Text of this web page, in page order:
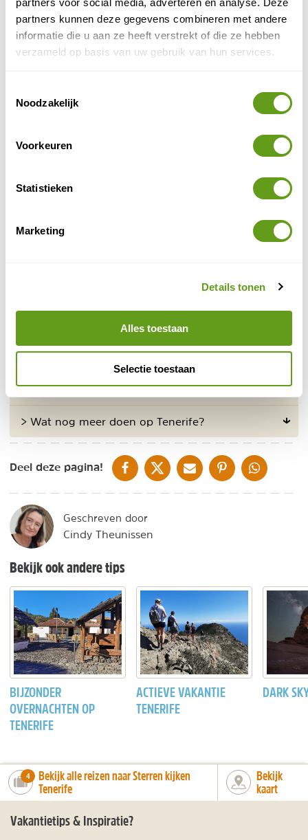
partners kunnen deze gegevens combineren met andere
informatie die u aan ze heeft verstrekt of die ze hebben
verzameld op basis van uw gebruik van hun services.
Noodzakelijk
Voorkeuren
Statistieken
Marketing
Details tonen
Alles toestaan
Selectie toestaan
Observatorium in Teide
Vind de ideale uitvalsbasis voor jouw actieve reis.
Je boekt een vlucht, huisje en een huurauto. Zo
Overnacht in de bekende parador midden in Teide
Veelgestelde vragen
> Waar sterren kijken op Tenerife?
> Wat nog meer doen op Tenerife?
Deel deze pagina! DELEN OP FACEBOOK
DELEN OP XDELEN VIA DE MAIL
DELEN OP PINTEREST
DELEN OP
Geschreven door
Cindy Theunissen
Bekijk ook andere tips
BIJZONDER
OVERNACHTEN OP
TENERIFE
ACTIEVE VAKANTIE
TENERIFE
DARK
number_of_trips:
4
Bekijk alle reizen naar Sterren kijken
Tenerife
Bekijk
kaart
Vakantietips & Inspiratie?